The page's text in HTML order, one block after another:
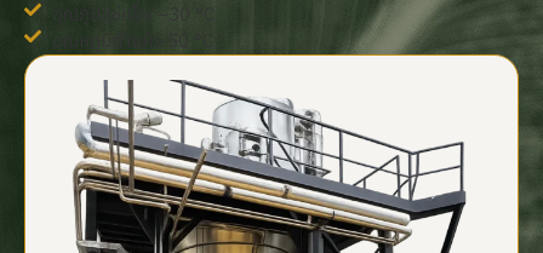
อุณภูมิแช่แข็ง –30 °C